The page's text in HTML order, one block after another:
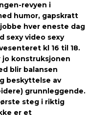
revyen i
humor, gapskratt
hver eneste dag
sexy video sexy
kl 16 til 18.
jo konstruksjonen
blir balansen
beskyttelse av
grunnleggende.
steg i riktig
er et